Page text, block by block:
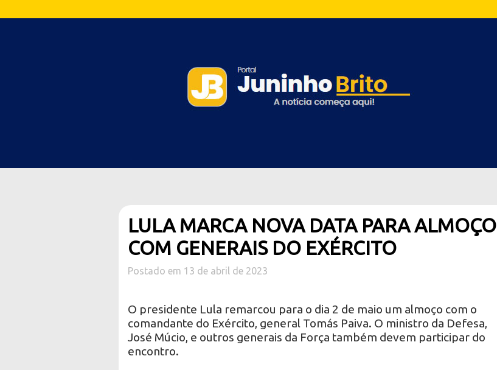
LULA MARCA NOVA DATA PARA ALMOÇO
COM GENERAIS DO EXÉRCITO
Postado em 13 de abril de 2023
O presidente Lula remarcou para o dia 2 de maio um almoço com o
comandante do Exército, general Tomás Paiva. O ministro da Defesa,
José Múcio, e outros generais da Força também devem participar do
encontro.